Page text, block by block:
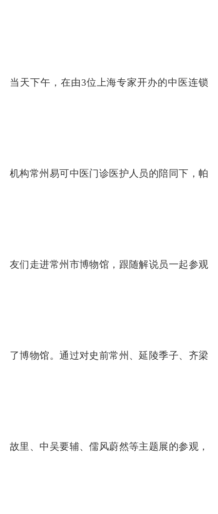
当天下午，在由3位上海专家开办的中医连锁
机构常州易可中医门诊医护人员的陪同下，帕
友们走进常州市博物馆，跟随解说员一起参观
了博物馆。通过对史前常州、延陵季子、齐梁
故里、中吴要辅、儒风蔚然等主题展的参观，